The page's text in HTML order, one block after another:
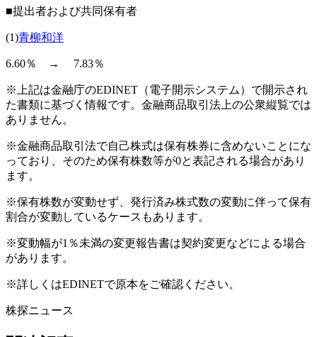
■提出者および共同保有者
(1)青柳和洋
6.60％ → 7.83％
※上記は金融庁のEDINET（電子開示システム）で開示され
た書類に基づく情報です。金融商品取引法上の公衆縦覧では
ありません。
※金融商品取引法で自己株式は保有株券に含めないことにな
っており、そのため保有株数等が0と表記される場合があり
ます。
※保有株数が変動せず、発行済み株式数の変動に伴って保有
割合が変動しているケースもあります。
※変動幅が1％未満の変更報告書は契約変更などによる場合
があります。
※詳しくはEDINETで原本をご確認ください。
株探ニュース